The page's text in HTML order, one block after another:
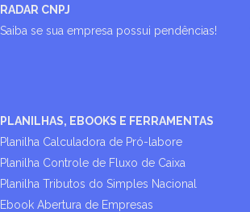
RADAR CNPJ
Saiba se sua empresa possui pendências!
PLANILHAS, EBOOKS E FERRAMENTAS
Planilha Calculadora de Pró-labore
Planilha Controle de Fluxo de Caixa
Planilha Tributos do Simples Nacional
Ebook Abertura de Empresas